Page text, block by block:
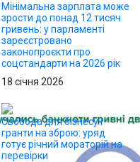
Мінімальна зарплата може
зрости до понад 12 тисяч
гривень: у парламенті
зареєстровано
законопроєкти про
соцстандарти на 2026 рік
18 січня 2026
Свобода для бізнесу і
гранти на зброю: уряд
готує річний мораторій на
перевірки